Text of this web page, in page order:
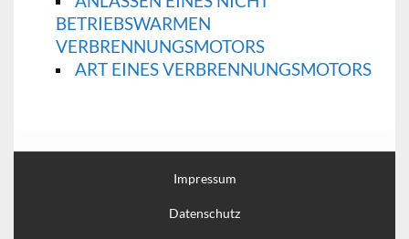
BETRIEBSWARMEN
VERBRENNUNGSMOTORS
ART EINES VERBRENNUNGSMOTORS
Impressum
Datenschutz